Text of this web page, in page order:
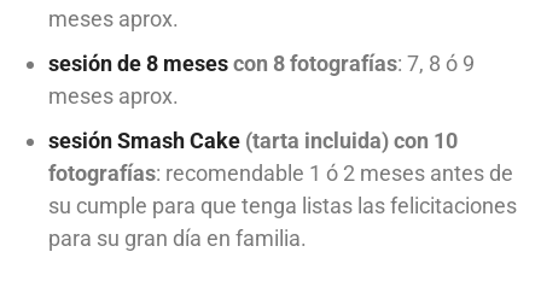
meses aprox.
sesión de 8 mesescon 8 fotografías: 7, 8 ó 9
meses aprox.
sesión Smash Cake (tarta incluida) con 10
fotografías: recomendable 1 ó 2 meses antes de
su cumple para que tenga listas las felicitaciones
para su gran día en familia.